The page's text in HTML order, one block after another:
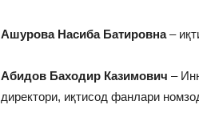
Ашурова Насиба Батировна–
Абидов Баходир Казимович –
директори, иқтисод фанлари